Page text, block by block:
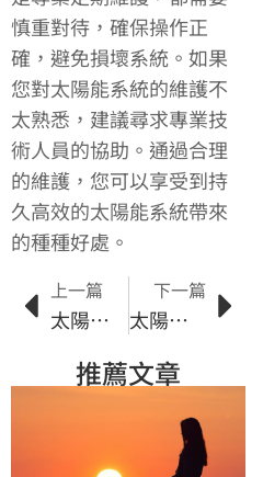
慎重對待，確保操作正
確，避免損壞系統。如果
您對太陽能系統的維護不
太熟悉，建議尋求專業技
術人員的協助。通過合理
的維護，您可以享受到持
久高效的太陽能系統帶來
的種種好處。
上一篇
太陽能儲能系統的關鍵組件及選擇要點
下一篇
太陽能的環境優勢和效益
推薦文章